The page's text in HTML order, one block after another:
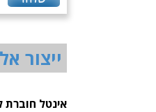
ייצור
אינטל חוברת